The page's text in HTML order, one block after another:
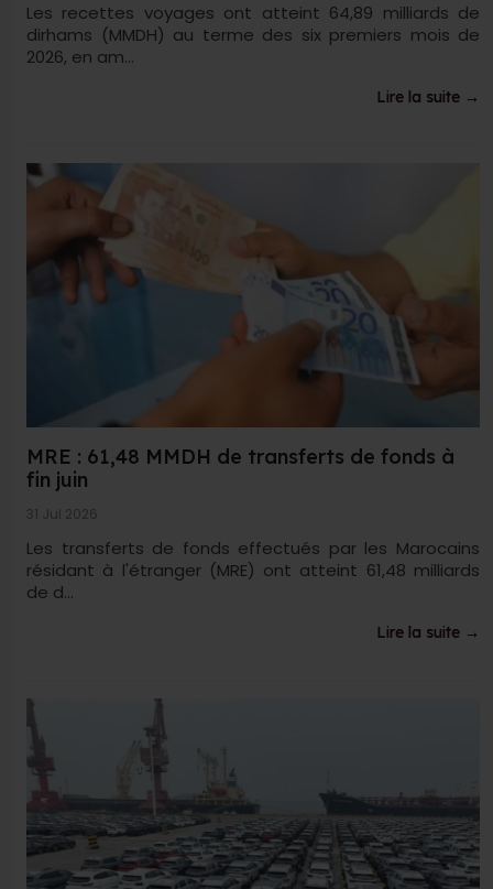
Les recettes voyages ont atteint 64,89 milliards de
dirhams (MMDH) au terme des six premiers mois de
2026, en am...
Lire la suite →
MRE : 61,48 MMDH de transferts de fonds à
fin juin
31 Jul 2026
Les transferts de fonds effectués par les Marocains
résidant à l'étranger (MRE) ont atteint 61,48 milliards
de d...
Lire la suite →